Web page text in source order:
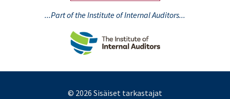
...Part of the Institute of Internal Auditors...
© 2026 Sisäiset tarkastajat